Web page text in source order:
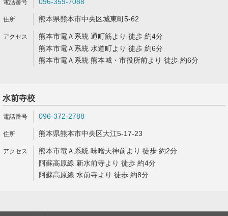
熊本県熊本市中央区城東町5-62
熊本市電Ａ系統 通町筋より 徒歩 約4分
熊本市電Ａ系統 水道町より 徒歩 約6分
熊本市電Ａ系統 熊本城・市役所前より 徒歩 約6分
水前寺校
096-372-2788
熊本県熊本市中央区大江5-17-23
熊本市電Ａ系統 味噌天神前より 徒歩 約2分
阿蘇高原線 新水前寺より 徒歩 約4分
阿蘇高原線 水前寺より 徒歩 約8分